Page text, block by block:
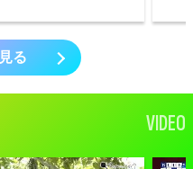
る
VIDEO